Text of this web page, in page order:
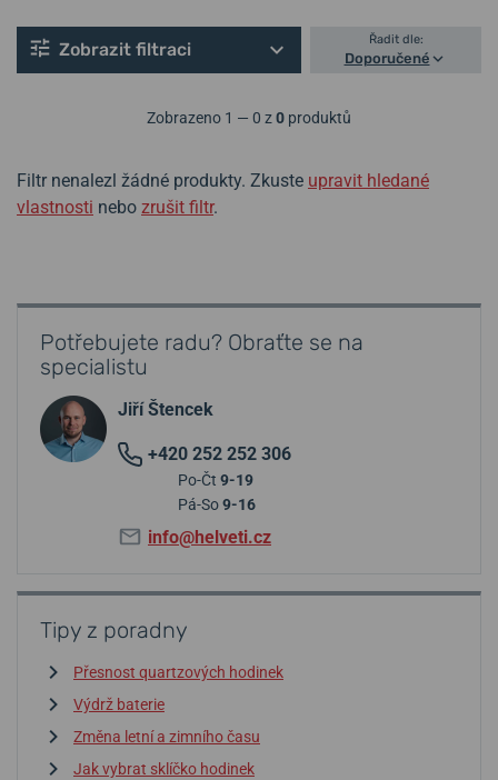
Zobrazit filtraci Řadit dle:
Doporučené
Zobrazeno 1 — 0 z0 produktů
Filtr nenalezl žádné produkty. Zkuste upravit hledané
vlastnosti nebo zrušit filtr.
Potřebujete radu? Obraťte se na
specialistu
Jiří Štencek
+420 252 252 306
Po-Čt 9-19
Pá-So9-16
info@helveti.cz
Tipy z poradny
Přesnost quartzových hodinek
Výdrž baterie
Změna letní a zimního času
Jak vybrat sklíčko hodinek